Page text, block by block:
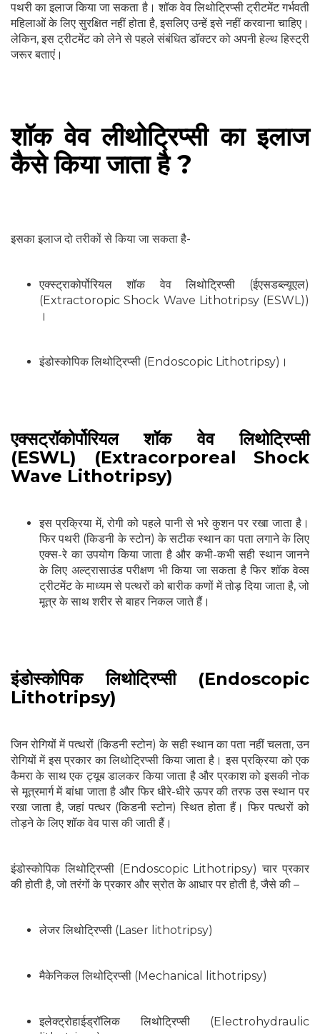
पथरी का इलाज किया जा सकता है। शॉक वेव लिथोट्रिप्सी ट्रीटमेंट गर्भवती
महिलाओं के लिए सुरक्षित नहीं होता है, इसलिए उन्हें इसे नहीं करवाना चाहिए।
लेकिन, इस ट्रीटमेंट को लेने से पहले संबंधित डॉक्टर को अपनी हेल्थ हिस्ट्री
जरूर बताएं।
शॉक वेव लीथोट्रिप्सी का इलाज
कैसे किया जाता है ?
इसका इलाज दो तरीकों से किया जा सकता है-
एक्स्ट्राकोर्पोरियल शॉक वेव लिथोट्रिप्सी (ईएसडब्ल्यूएल)
(Extractoropic Shock Wave Lithotripsy (ESWL))
।
इंडोस्कोपिक लिथोट्रिप्सी (Endoscopic Lithotripsy)।
एक्सट्रॉकोर्पोरियल शॉक वेव लिथोट्रिप्सी
(ESWL) (Extracorporeal Shock
Wave Lithotripsy)
इस प्रक्रिया में, रोगी को पहले पानी से भरे कुशन पर रखा जाता है।
फिर पथरी (किडनी के स्टोन) के सटीक स्थान का पता लगाने के लिए
एक्स-रे का उपयोग किया जाता है और कभी-कभी सही स्थान जानने
के लिए अल्ट्रासाउंड परीक्षण भी किया जा सकता है फिर शॉक वेव्स
ट्रीटमेंट के माध्यम से पत्थरों को बारीक कणों में तोड़ दिया जाता है, जो
मूत्र के साथ शरीर से बाहर निकल जाते हैं।
इंडोस्कोपिक लिथोट्रिप्सी (Endoscopic
Lithotripsy)
जिन रोगियों में पत्थरों (किडनी स्टोन) के सही स्थान का पता नहीं चलता, उन
रोगियों में इस प्रकार का लिथोट्रिप्सी किया जाता है। इस प्रक्रिया को एक
कैमरा के साथ एक ट्यूब डालकर किया जाता है और प्रकाश को इसकी नोक
से मूत्रमार्ग में बांधा जाता है और फिर धीरे-धीरे ऊपर की तरफ उस स्थान पर
रखा जाता है, जहां पत्थर (किडनी स्टोन) स्थित होता हैं। फिर पत्थरों को
तोड़ने के लिए शॉक वेव पास की जाती हैं।
इंडोस्कोपिक लिथोट्रिप्सी (Endoscopic Lithotripsy) चार प्रकार
की होती है, जो तरंगों के प्रकार और स्रोत के आधार पर होती है, जैसे की –
लेजर लिथोट्रिप्सी (Laser lithotripsy)
मैकेनिकल लिथोट्रिप्सी (Mechanical lithotripsy)
इलेक्ट्रोहाईड्रॉलिक लिथोट्रिप्सी (Electrohydraulic